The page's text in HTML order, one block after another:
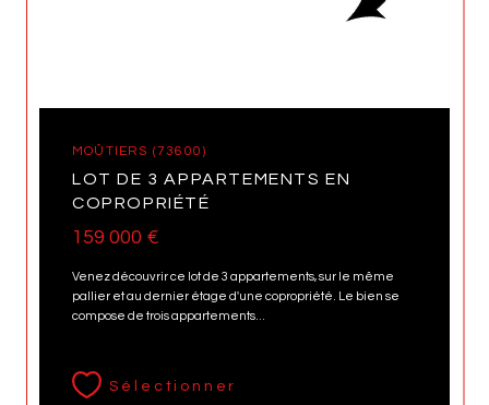
MOÛTIERS (73600)
LOT DE 3 APPARTEMENTS EN
COPROPRIÉTÉ
159 000 €
Venez découvrir ce lot de 3 appartements, sur le même
pallier et au dernier étage d'une copropriété. Le bien se
compose de trois appartements...
Sélectionner